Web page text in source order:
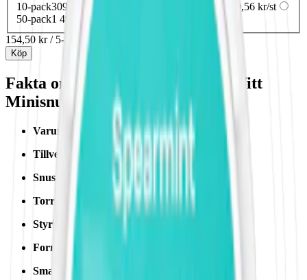
10-pack309,50 kr30,95 kr 916,80 kr 30,56 kr/st
50-pack1 499 kr 29,98 kr
154,50 kr / 5-pack
Köp
Fakta om Zyn Cool Mint Mini 4 Vitt
Minisnus
Varumärke:
Tillverkare:
Swedish Match
Snustyp:
vitt snus
Torrhet:
normal
Styrka
normalstarkt vitt snus
Format/storlek:
Smak: